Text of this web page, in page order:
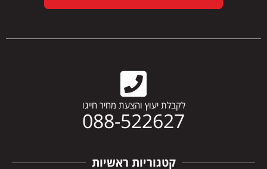
לקבלת יעוץ והצעת מחיר חייגו
088-522627
קטגוריות ראשיות